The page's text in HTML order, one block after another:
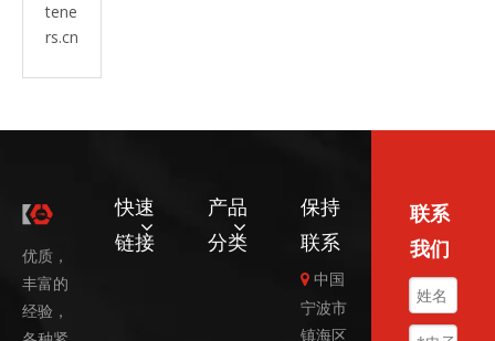
tene
rs.cn
优质，
丰富的
经验，
快速
链接
产品
分类
保持
联系
 中国
宁波市
镇海区
联系
我们